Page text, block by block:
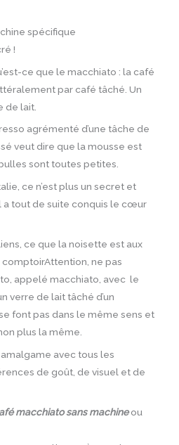
spécifique
!
ce que le macchiato : la café
par café tâché. Un
de lait.
agrémenté d’une tâche de
veut dire que la mousse est
sont toutes petites.
ce n’est plus un secret et
a tout de suite conquis le cœur
ce que la noisette est aux
ne pas
appelé macchiato, avec le
verre de lait tâché d’un
font pas dans le même sens et
plus la même.
avec tous les
de goût, de visuel et de
macchiatosans machine ou